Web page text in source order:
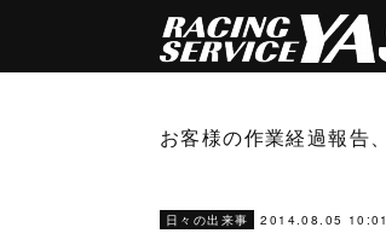
お客様の作業経過報告
日々の出来事 2014.08.05 10:01